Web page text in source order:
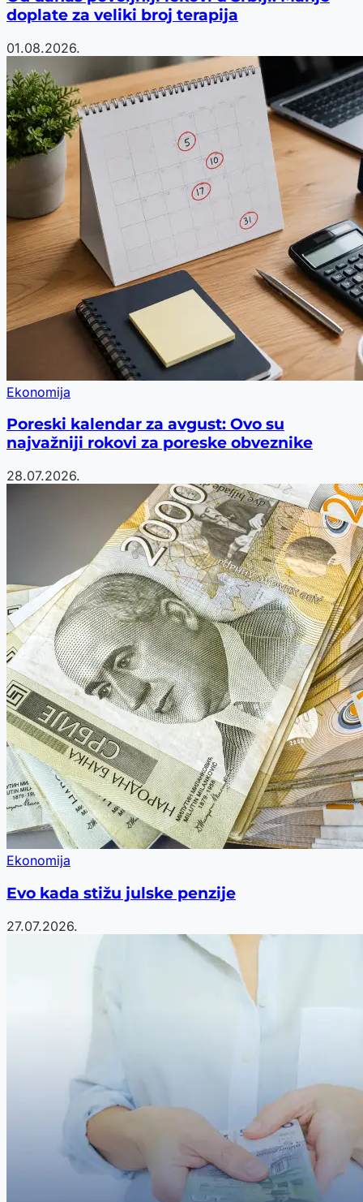
doplate za veliki broj terapija
01.08.2026.
Ekonomija
Poreski kalendar za avgust: Ovo su
najvažniji rokovi za poreske obveznike
28.07.2026.
Ekonomija
Evo kada stižu julske penzije
27.07.2026.